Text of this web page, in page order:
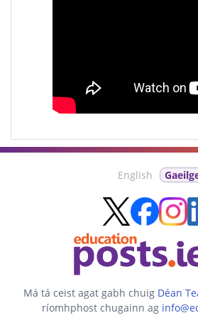
English
Má tá ceist agat gabh chuig Déan
ríomhphost chugainn ag